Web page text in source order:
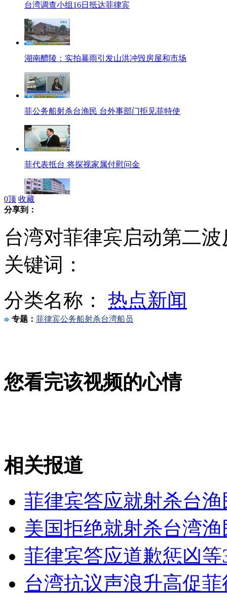
台湾调查小组16日抵达菲律宾
湖南醴陵：实拍暴雨引发山洪冲毁房屋和市场
菲公务船射杀台渔民 台外事部门拒见菲特使
菲代表抵台 将探视家属付慰问金
罗援：琉球都不属于日本 何谈钓鱼岛
"妇检"和"主动联系"不能证明少女是否被性侵
家长质疑开房事件鉴定结果
山西运城恶犬咬伤多人 警民合力深夜将其击毙
0顶 收藏
分享到：
台湾对菲律宾启动第二
关键词：
分类名称： 热点新闻
专题： 菲律宾公务船射杀台湾船员
您看完该视频的心情
相关报道
菲律宾答应就射杀台
美国拒绝就射杀台湾
菲律宾答应道歉惩凶
台湾抗议声浪升高促